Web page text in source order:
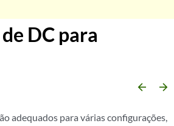
DC para
arrow_backward arrow_forward
adequados para várias configurações,